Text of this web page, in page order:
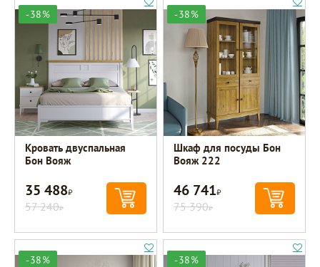
-38%
Кровать двуспальная
Бон Вояж
35 488Р
57 240Р
-38%
Шкаф для посуды Бон
Вояж 222
46 741Р
75 390Р
-38% -38%